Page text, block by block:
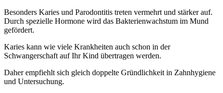
Besonders Karies und Parodontitis treten vermehrt und stärker auf.
Durch spezielle Hormone wird das Bakterienwachstum im Mund
gefördert.
Karies kann wie viele Krankheiten auch schon in der
Schwangerschaft auf Ihr Kind übertragen werden.
Daher empfiehlt sich gleich doppelte Gründlichkeit in Zahnhygiene
und Untersuchung.